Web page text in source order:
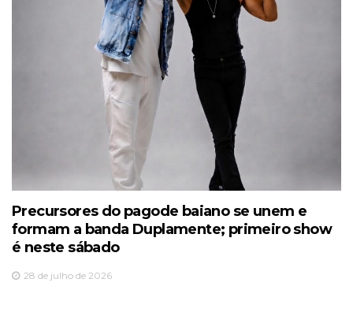
Precursores do pagode baiano se unem e
formam a banda Duplamente; primeiro show
é neste sábado
28 de julho de 2026